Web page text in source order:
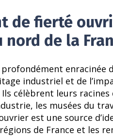
de fierté
de la
enracinée
industriel et de
célèbrent leurs
les musées du
est une source
de France et les